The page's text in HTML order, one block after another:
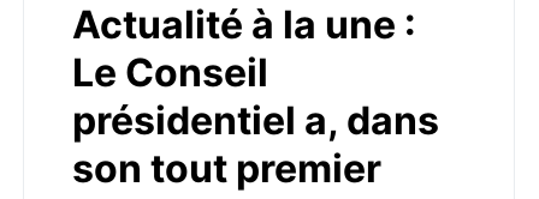
Actualité à la une :
Le Conseil
présidentiel a, dans
son tout premier